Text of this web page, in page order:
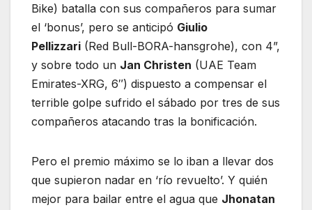
Bike) batalla con sus compañeros para sumar
el ‘bonus’, pero se anticipó Giulio
Pellizzari (Red Bull-BORA-hansgrohe), con 4”,
y sobre todo un Jan Christen (UAE Team
Emirates-XRG, 6″) dispuesto a compensar el
terrible golpe sufrido el sábado por tres de sus
compañeros atacando tras la bonificación.
Pero el premio máximo se lo iban a llevar dos
que supieron nadar en ‘río revuelto’. Y quién
mejor para bailar entre el agua que Jhonatan